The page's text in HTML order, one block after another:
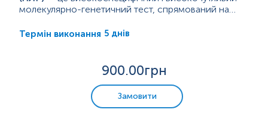
молекулярно-генетичний тест, спрямований на
бактерії H. pylori у зразках калу. Метод ґрунтується
збудника незалежно від його життєздатності,
концентрації або впливу медикаментозних
Термін виконання 5 днів
900.00грн
Замовити